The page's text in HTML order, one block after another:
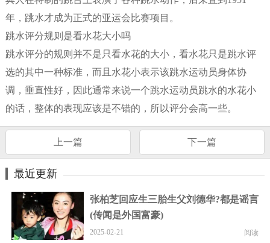
年，跳水才成为正式的亚运会比赛项目。
跳水评分规则是看水花大小吗
跳水评分的规则并不是只看水花的大小，看水花只是跳水评
选的其中一种标准，而且水花小表示该跳水运动员身体协
调，垂直性好，因此通常来说一个跳水运动员跳水的水花小
的话，整体的表现应该是不错的，所以评分会高一些。
上一篇 下一篇
最近更新
张柏芝回应生三胎生父刘德华?都是谣言
(传闻是外国富豪)
2025-02-21 阅读